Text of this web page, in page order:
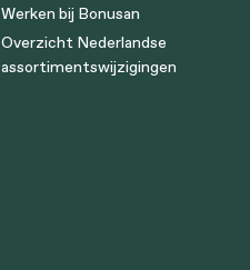
Werken bij Bonusan
Overzicht Nederlandse
assortimentswijzigingen